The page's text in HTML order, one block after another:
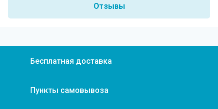
Отзывы
Бесплатная доставка
Пункты самовывоза